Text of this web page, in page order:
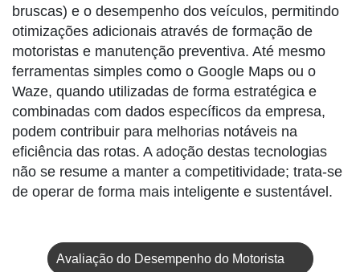
bruscas) e o desempenho dos veículos, permitindo
otimizações adicionais através de formação de
motoristas e manutenção preventiva. Até mesmo
ferramentas simples como o Google Maps ou o
Waze, quando utilizadas de forma estratégica e
combinadas com dados específicos da empresa,
podem contribuir para melhorias notáveis na
eficiência das rotas. A adoção destas tecnologias
não se resume a manter a competitividade; trata-se
de operar de forma mais inteligente e sustentável.
Avaliação do Desempenho do Motorista